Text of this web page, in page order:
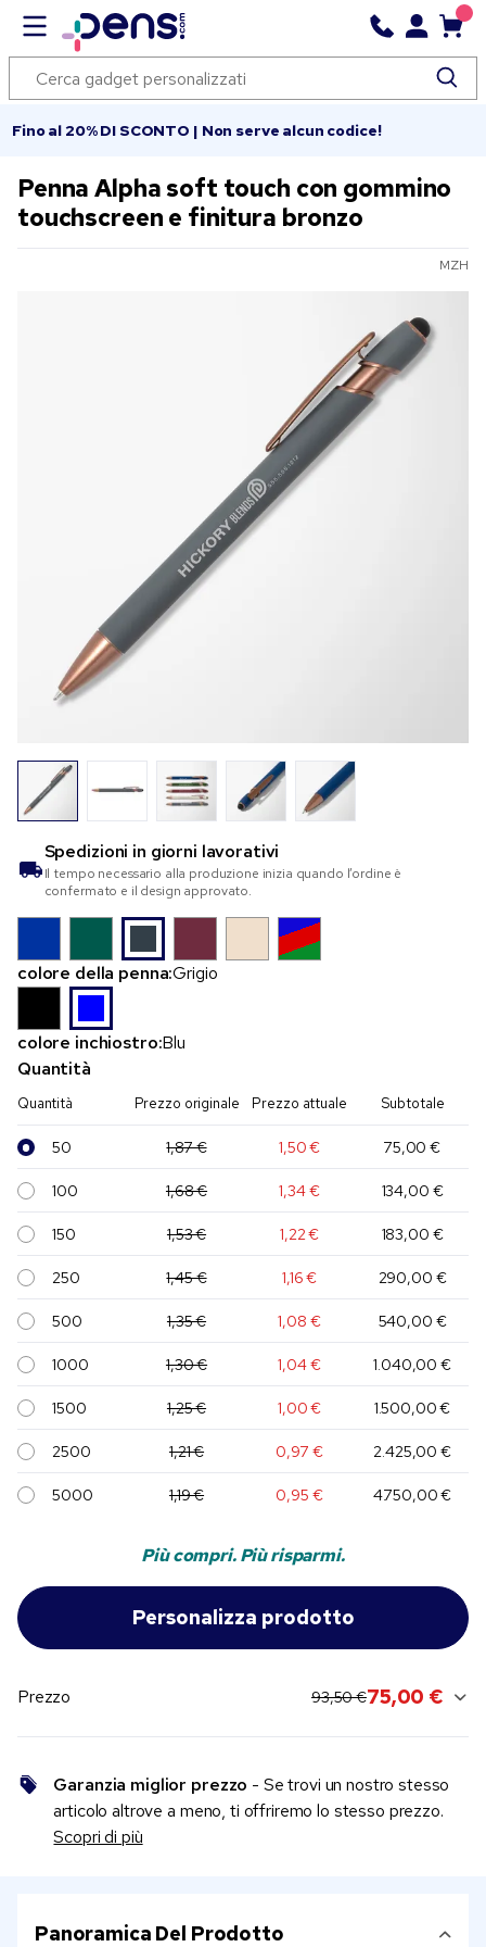
Fino al 20% DI SCONTO | Non serve alcun codice!
Penna Alpha soft touch con gommino
touchscreen e finitura bronzo
MZH
Spedizioni in giorni lavorativi
Il tempo necessario alla produzione inizia quando l’ordine è
confermato e il design approvato.
colore della penna:Grigio
colore inchiostro:Blu
Quantità
Quantità Prezzo originale Prezzo attuale Subtotale
50 1,87 € 1,50 € 75,00 €
100 1,68 € 1,34 € 134,00 €
150 1,53 € 1,22 € 183,00 €
250 1,45 € 1,16 € 290,00 €
500 1,35 € 1,08 € 540,00 €
1000 1,30 € 1,04 € 1.040,00 €
1500 1,25 € 1,00 € 1.500,00 €
2500 1,21 € 0,97 € 2.425,00 €
5000 1,19 € 0,95 € 4.750,00 €
Più compri. Più risparmi.
Prezzo original price:
93,50 €current sale price:
75,00 €
Garanzia miglior prezzo - Se trovi un nostro stesso
articolo altrove a meno, ti offriremo lo stesso prezzo.
Scopri di più
Panoramica Del Prodotto